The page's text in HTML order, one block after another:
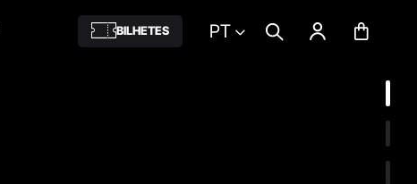
BILHETES PT